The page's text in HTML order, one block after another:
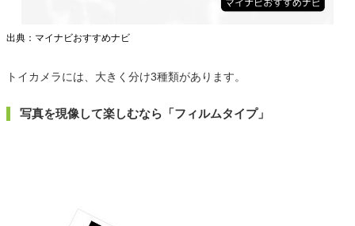
出典：マイナビおすすめナビ
トイカメラには、大きく分け3種類があります。
写真を現像して楽しむなら「フィルムタイプ」